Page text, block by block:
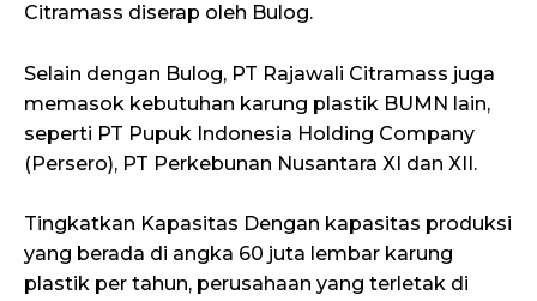
Citramass diserap oleh Bulog.
Selain dengan Bulog, PT Rajawali Citramass juga
memasok kebutuhan karung plastik BUMN lain,
seperti PT Pupuk Indonesia Holding Company
(Persero), PT Perkebunan Nusantara XI dan XII.
Tingkatkan Kapasitas Dengan kapasitas produksi
yang berada di angka 60 juta lembar karung
plastik per tahun, perusahaan yang terletak di